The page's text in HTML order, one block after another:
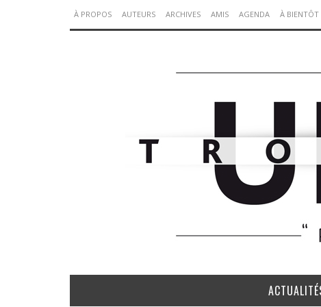
À PROPOS AUTEURS ARCHIVES AMIS AGENDA À BIENTÔT